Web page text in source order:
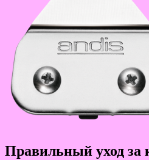
Правильный уход за